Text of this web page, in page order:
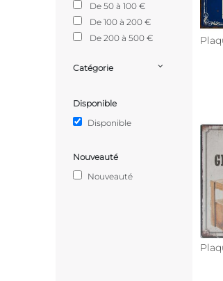
De 50 à 100 €
De 100 à 200 €
De 200 à 500 €
Catégorie
Disponible
Disponible
Nouveauté
Nouveauté